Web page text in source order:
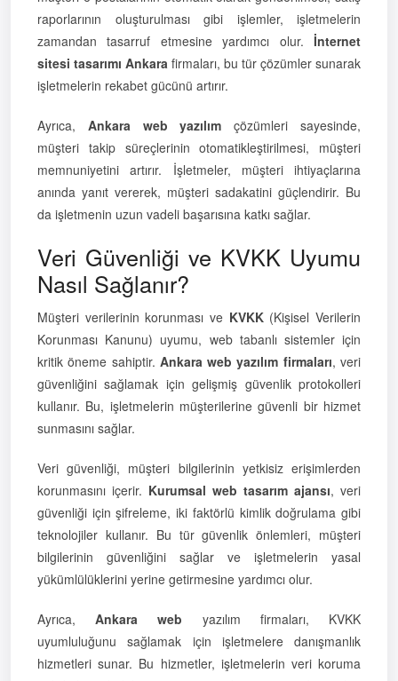
raporlarının oluşturulması gibi işlemler, işletmelerin
zamandan tasarruf etmesine yardımcı olur. İnternet
sitesi tasarımı Ankara firmaları, bu tür çözümler sunarak
işletmelerin rekabet gücünü artırır.
Ayrıca, Ankara web yazılım çözümleri sayesinde,
müşteri takip süreçlerinin otomatikleştirilmesi, müşteri
memnuniyetini artırır. İşletmeler, müşteri ihtiyaçlarına
anında yanıt vererek, müşteri sadakatini güçlendirir. Bu
da işletmenin uzun vadeli başarısına katkı sağlar.
Veri Güvenliği ve KVKK Uyumu
Nasıl Sağlanır?
Müşteri verilerinin korunması ve KVKK(Kişisel Verilerin
Korunması Kanunu) uyumu, web tabanlı sistemler için
kritik öneme sahiptir. Ankara web yazılım firmaları, veri
güvenliğini sağlamak için gelişmiş güvenlik protokolleri
kullanır. Bu, işletmelerin müşterilerine güvenli bir hizmet
sunmasını sağlar.
Veri güvenliği, müşteri bilgilerinin yetkisiz erişimlerden
korunmasını içerir. Kurumsal web tasarım ajansı, veri
güvenliği için şifreleme, iki faktörlü kimlik doğrulama gibi
teknolojiler kullanır. Bu tür güvenlik önlemleri, müşteri
bilgilerinin güvenliğini sağlar ve işletmelerin yasal
yükümlülüklerini yerine getirmesine yardımcı olur.
Ayrıca,Ankara web yazılım firmaları, KVKK
uyumluluğunu sağlamak için işletmelere danışmanlık
hizmetleri sunar. Bu hizmetler, işletmelerin veri koruma